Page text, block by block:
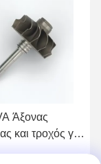
Άξονας
και τροχός για